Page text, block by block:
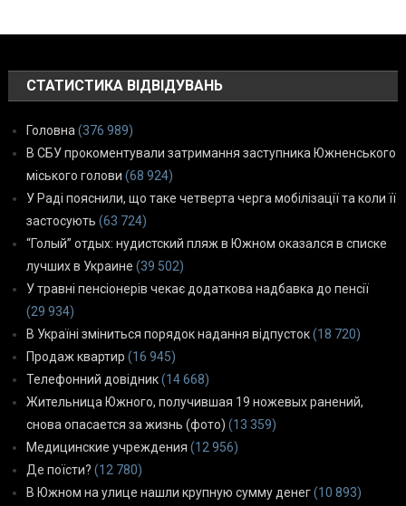
СТАТИСТИКА ВІДВІДУВАНЬ
Головна (376 989)
В СБУ прокоментували затримання заступника Южненського
міського голови (68 924)
У Раді пояснили, що таке четверта черга мобілізації та коли її
застосують (63 724)
“Голый” отдых: нудистский пляж в Южном оказался в списке
лучших в Украине (39 502)
У травні пенсіонерів чекає додаткова надбавка до пенсії
(29 934)
В Україні зміниться порядок надання відпусток(18 720)
Продаж квартир (16 945)
Телефонний довідник(14 668)
Жительница Южного, получившая 19 ножевых ранений,
снова опасается за жизнь (фото) (13 359)
Медицинские учреждения (12 956)
Де поїсти? (12 780)
В Южном на улице нашли крупную сумму денег(10 893)